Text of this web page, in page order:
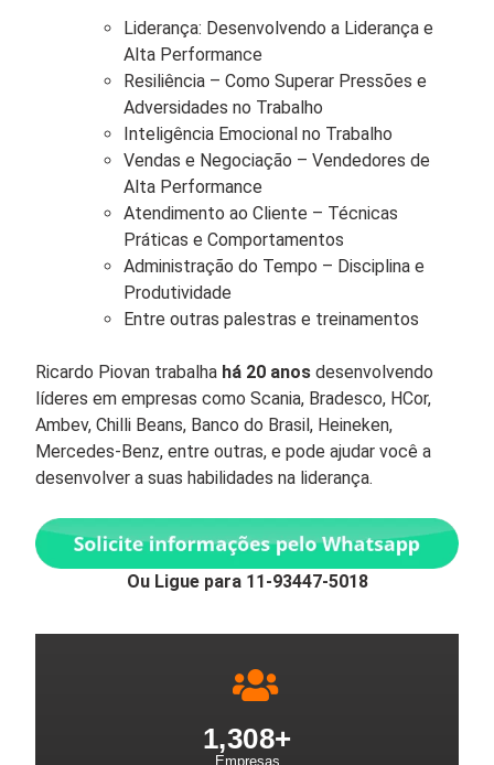
Liderança: Desenvolvendo a Liderança e
Alta Performance
Resiliência – Como Superar Pressões e
Adversidades no Trabalho
Inteligência Emocional no Trabalho
Vendas e Negociação – Vendedores de
Alta Performance
Atendimento ao Cliente – Técnicas
Práticas e Comportamentos
Administração do Tempo – Disciplina e
Produtividade
Entre outras palestras e treinamentos
Ricardo Piovan trabalha há 20 anos desenvolvendo
líderes em empresas como Scania, Bradesco, HCor,
Ambev, Chilli Beans, Banco do Brasil, Heineken,
Mercedes-Benz, entre outras, e pode ajudar você a
desenvolver a suas habilidades na liderança.
Ou Ligue para 11-93447-5018
Empresas
1,308+